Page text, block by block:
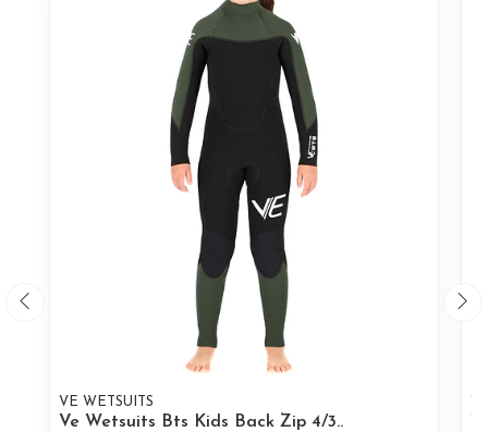
VE WETSUITS
Ve Wetsuits Bts Kids Back Zip 4/3..